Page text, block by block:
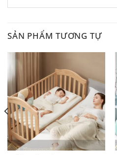
SẢN PHẨM TƯƠNG TỰ